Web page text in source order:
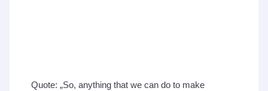
Quote: „So, anything that we can do to make